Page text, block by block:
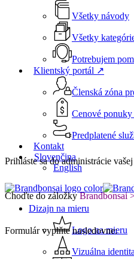
Všetky návody
Všetky
Potrebujem
Klientský portál ↗
Členská zóna
Cenové
Predplatené
Kontakt
Slovenčina
English
Menu Dizajn na mieru
Logo na mieru
Vizuálna
Prihláste sa do administrácie
Choďte do záložkyBrandbonsai
Formulár vyplňte nasledovne: